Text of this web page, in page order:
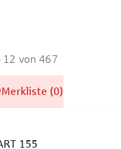
12 von 467
Merkliste (0)
155